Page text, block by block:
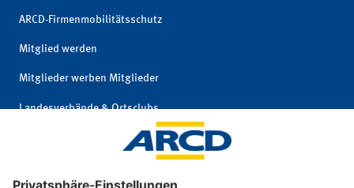
ARCD-Firmenmobilitätsschutz
Mitglied werden
Mitglieder werben Mitglieder
Landesverbände & Ortsclubs
Mitgliedschaft kündigen